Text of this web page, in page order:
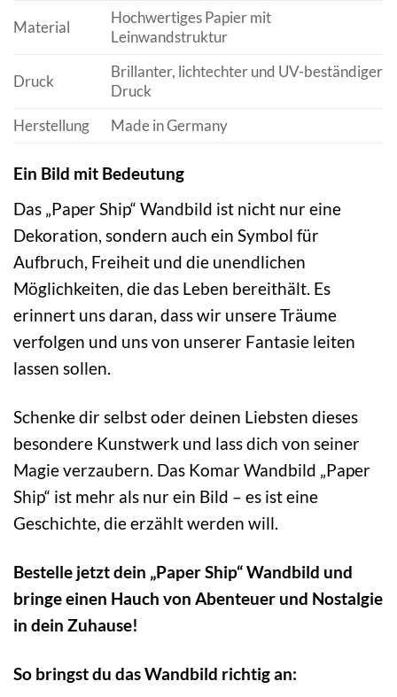
Material
Hochwertiges Papier mit
Leinwandstruktur
Druck
Brillanter, lichtechter und UV-beständiger
Druck
Herstellung
Made in Germany
Ein Bild mit Bedeutung
Das „Paper Ship“ Wandbild ist nicht nur eine
Dekoration, sondern auch ein Symbol für
Aufbruch, Freiheit und die unendlichen
Möglichkeiten, die das Leben bereithält. Es
erinnert uns daran, dass wir unsere Träume
verfolgen und uns von unserer Fantasie leiten
lassen sollen.
Schenke dir selbst oder deinen Liebsten dieses
besondere Kunstwerk und lass dich von seiner
Magie verzaubern. Das Komar Wandbild „Paper
Ship“ ist mehr als nur ein Bild – es ist eine
Geschichte, die erzählt werden will.
Bestelle jetzt dein „Paper Ship“ Wandbild und
bringe einen Hauch von Abenteuer und Nostalgie
in dein Zuhause!
So bringst du das Wandbild richtig an: